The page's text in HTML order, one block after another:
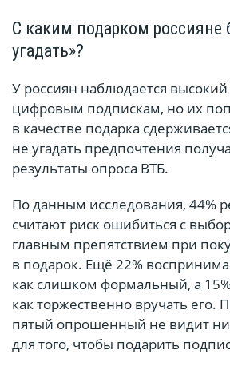
С каким подарком россияне
угадать»?
У россиян наблюдается
цифровым подпискам, но их
в качестве подарка
не угадать предпочтения
результаты опроса ВТБ.
По данным исследования, 44%
считают риск ошибиться с
главным препятствием при
в подарок. Ещё 22%
как слишком формальный, а
как торжественно вручать его.
пятый опрошенный не видит
для того, чтобы подарить